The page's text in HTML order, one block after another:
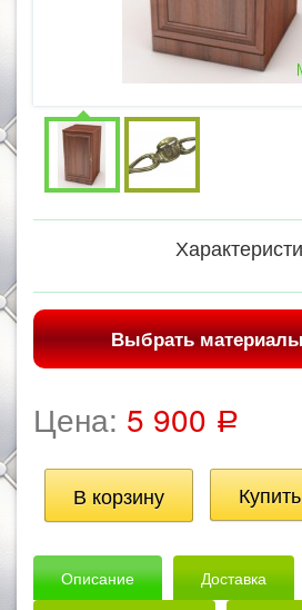
Выбрать
Цена: 5 900 Р
Описание
Доставка